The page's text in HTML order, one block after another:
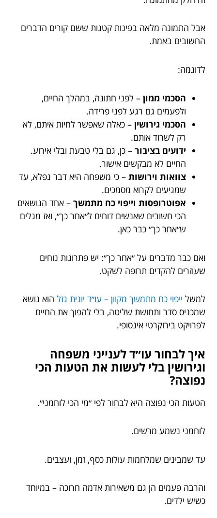
אבל התמונה מלאה בפינות קטנות ששם קורים הדברים
החשובים באמת.
לדוגמה:
הסכמי ממון – לפני חתונה, במהלך החיים,
ולפעמים גם רגע לפני פרידה.
הסכמי גירושין – כאלה שאפשר לחיות איתם, לא
רק לשרוד אותם.
ידועים בציבור – כן, גם בלי טבעת ובלי אירוע.
החיים לא מבקשים אישור.
צוואות וירושות – כי משפחה היא דבר נפלא, עד
שמגיעים לקרוא מסמכים.
אפוטרופסות וייפוי כח מתמשך – אחד הנושאים
הכי חשובים שאנשים דוחים ל״אחר כך״, ואז מגלים
ש״אחר כך״ כבר כאן.
ואם כבר מדברים על ״אחר כך״: יש פתרונות נוחים
שעוזרים להקדים תרופה לשקט.
למשל ייפוי כח מתמשך מקוון – עו״ד יונית גזל הוא נושא
שמכניס סדר ותחושת שליטה, בלי להפוך את החיים
לפרויקט בירוקרטי אינסופי.
איך לבחור עו״ד לענייני משפחה
וגירושין בלי לעשות את הטעות הכי
נפוצה?
הטעות הכי נפוצה היא לבחור לפי ״מי הכי לוחמני״.
לוחמני נשמע מרשים.
עד שמבינים שמלחמות עולות כסף, זמן, ועצבים.
והרבה פעמים הן גם משאירות אדמה חרוכה – במיוחד
כשיש ילדים.